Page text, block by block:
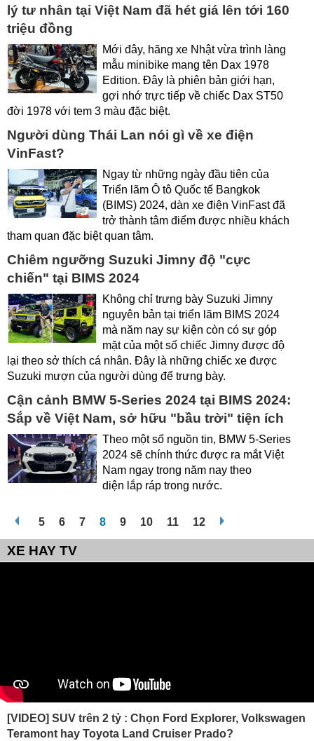
lý tư nhân tại Việt Nam đã hét giá lên tới 160
triệu đồng
Mới đây, hãng xe Nhật vừa trình làng
mẫu minibike mang tên Dax 1978
Edition. Đây là phiên bản giới hạn,
gợi nhớ trực tiếp về chiếc Dax ST50
đời 1978 với tem 3 màu đặc biệt.
Người dùng Thái Lan nói gì về xe điện
VinFast?
Ngay từ những ngày đầu tiên của
Triển lãm Ô tô Quốc tế Bangkok
(BIMS) 2024, dàn xe điện VinFast đã
trở thành tâm điểm được nhiều khách
tham quan đặc biệt quan tâm.
Chiêm ngưỡng Suzuki Jimny độ "cực
chiến" tại BIMS 2024
Không chỉ trưng bày Suzuki Jimny
nguyên bản tại triển lãm BIMS 2024
mà năm nay sự kiện còn có sự góp
mặt của một số chiếc Jimny được độ
lại theo sở thích cá nhân. Đây là những chiếc xe được
Suzuki mượn của người dùng để trưng bày.
Cận cảnh BMW 5-Series 2024 tại BIMS 2024:
Sắp về Việt Nam, sở hữu "bầu trời" tiện ích
Theo một số nguồn tin, BMW 5-Series
2024 sẽ chính thức được ra mắt Việt
Nam ngay trong năm nay theo
diện lắp ráp trong nước.
5 6 7 8 9 10 11 12
XE HAY TV
[VIDEO] SUV trên 2 tỷ : Chọn Ford Explorer, Volkswagen
Teramont hay Toyota Land Cruiser Prado?